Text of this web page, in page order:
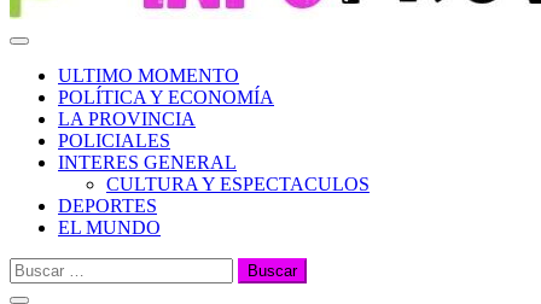
ULTIMO MOMENTO
POLÍTICA Y ECONOMÍA
LA PROVINCIA
POLICIALES
INTERES GENERAL
CULTURA Y ESPECTACULOS
DEPORTES
EL MUNDO
Buscar: